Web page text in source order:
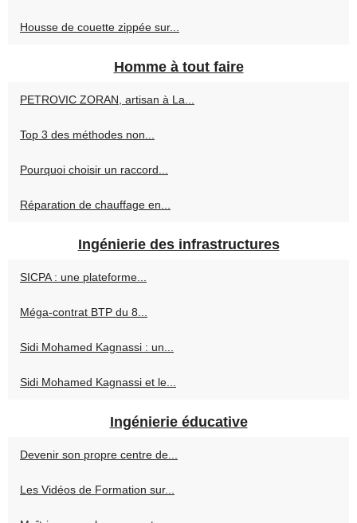
Housse de couette zippée sur...
Homme à tout faire
PETROVIC ZORAN, artisan à La...
Top 3 des méthodes non...
Pourquoi choisir un raccord...
Réparation de chauffage en...
Ingénierie des infrastructures
SICPA : une plateforme...
Méga-contrat BTP du 8...
Sidi Mohamed Kagnassi : un...
Sidi Mohamed Kagnassi et le...
Ingénierie éducative
Devenir son propre centre de...
Les Vidéos de Formation sur...